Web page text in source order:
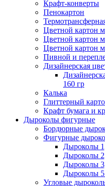
Крафт-конверты
Пенокартон
Цветной картон
Цветной картон
Цветной картон
Пивной и
Дизайнерская
160 гр
Калька
Глиттерный
Крафт бумага и
Дыроколы фигурные
Бордюрные
Фигурные
Дыроколы
Дыроколы
Дыроколы
Дыроколы
Угловые